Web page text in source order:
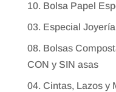
10. Bolsa Papel
03. Especial
08. Bolsas
CON y SIN asas
04. Cintas, Lazos y